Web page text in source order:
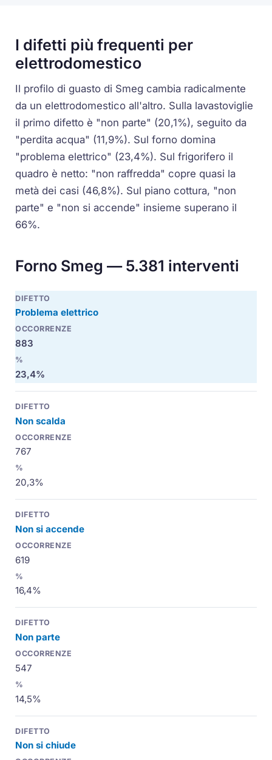
I difetti più frequenti per
elettrodomestico
Il profilo di guasto di Smeg cambia radicalmente
da un elettrodomestico all'altro. Sulla lavastoviglie
il primo difetto è "non parte" (20,1%), seguito da
"perdita acqua" (11,9%). Sul forno domina
"problema elettrico" (23,4%). Sul frigorifero il
quadro è netto: "non raffredda" copre quasi la
metà dei casi (46,8%). Sul piano cottura, "non
parte" e "non si accende" insieme superano il
66%.
Forno Smeg — 5.381 interventi
Problema elettrico
883
23,4%
Non scalda
767
20,3%
Non si accende
619
16,4%
Non parte
547
14,5%
Non si chiude